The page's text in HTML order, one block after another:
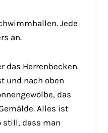
Jede
an.
das Herrenbecken.
und nach oben
das
Alles ist
still, dass man